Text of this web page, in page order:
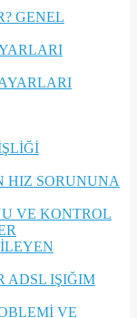
GENEL
HIZ SORUNUNA
VE KONTROL
ADSL IŞIĞIM
VE